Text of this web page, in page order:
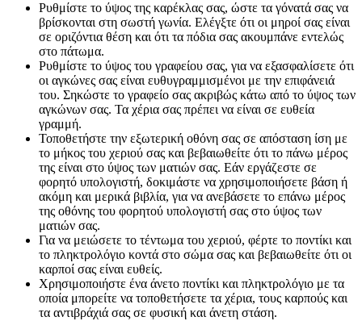
Ρυθμίστε το ύψος της καρέκλας σας, ώστε τα γόνατά σας να
βρίσκονται στη σωστή γωνία. Ελέγξτε ότι οι μηροί σας είναι
σε οριζόντια θέση και ότι τα πόδια σας ακουμπάνε εντελώς
στο πάτωμα.
Ρυθμίστε το ύψος του γραφείου σας, για να εξασφαλίσετε ότι
οι αγκώνες σας είναι ευθυγραμμισμένοι με την επιφάνειά
του. Σηκώστε το γραφείο σας ακριβώς κάτω από το ύψος των
αγκώνων σας. Τα χέρια σας πρέπει να είναι σε ευθεία
γραμμή.
Τοποθετήστε την εξωτερική οθόνη σας σε απόσταση ίση με
το μήκος του χεριού σας και βεβαιωθείτε ότι το πάνω μέρος
της είναι στο ύψος των ματιών σας. Εάν εργάζεστε σε
φορητό υπολογιστή, δοκιμάστε να χρησιμοποιήσετε βάση ή
ακόμη και μερικά βιβλία, για να ανεβάσετε το επάνω μέρος
της οθόνης του φορητού υπολογιστή σας στο ύψος των
ματιών σας.
Για να μειώσετε το τέντωμα του χεριού, φέρτε το ποντίκι και
το πληκτρολόγιο κοντά στο σώμα σας και βεβαιωθείτε ότι οι
καρποί σας είναι ευθείς.
Χρησιμοποιήστε ένα άνετο ποντίκι και πληκτρολόγιο με τα
οποία μπορείτε να τοποθετήσετε τα χέρια, τους καρπούς και
τα αντιβράχιά σας σε φυσική και άνετη στάση.